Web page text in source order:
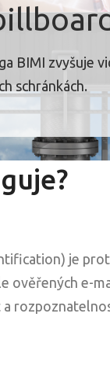
BIMI zvyšuje
schránkách.
je
ověřených e-